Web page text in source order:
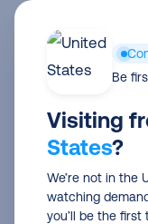
Skip
Connectez
Express et
facilement
Be
Visiting
States?
We’re not in the
watching
you’ll be the